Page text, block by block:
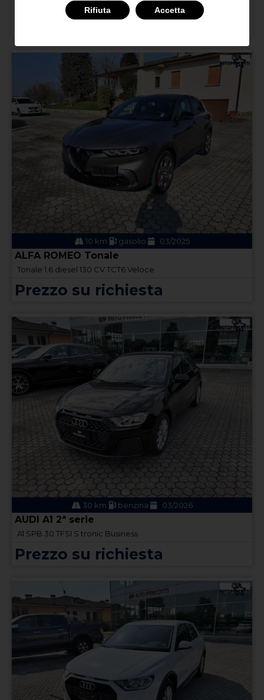
Gtv 2.0i 16V Twin Spark cat L
10 km gasolio 03/2025
ALFA ROMEO Tonale
Tonale 1.6 diesel 130 CV TCT6 Veloce
Prezzo su richiesta
30 km benzina 03/2026
AUDI A1 2ª serie
A1 SPB 30 TFSI S tronic Business
Prezzo su richiesta
Rifiuta Accetta